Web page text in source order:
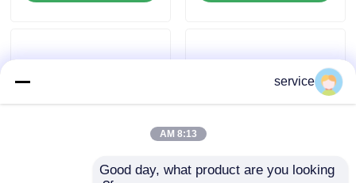
اتصل بنا
آلة فرز التمور
service
8:13 AM
Good day, what product are you looking